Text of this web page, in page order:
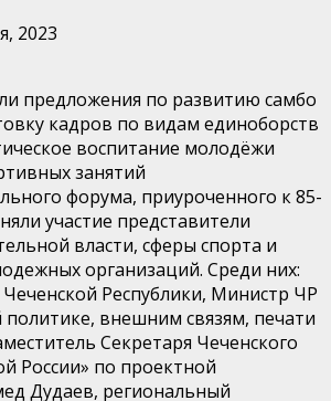
2023
предложения по развитию самбо
кадров по видам единоборств
воспитание молодёжи
занятий
форума, приуроченного к 85-
участие представители
власти, сферы спорта и
организаций. Среди них:
Республики, Министр ЧР
внешним связям, печати
Секретаря Чеченского
России» по проектной
Дудаев, региональный